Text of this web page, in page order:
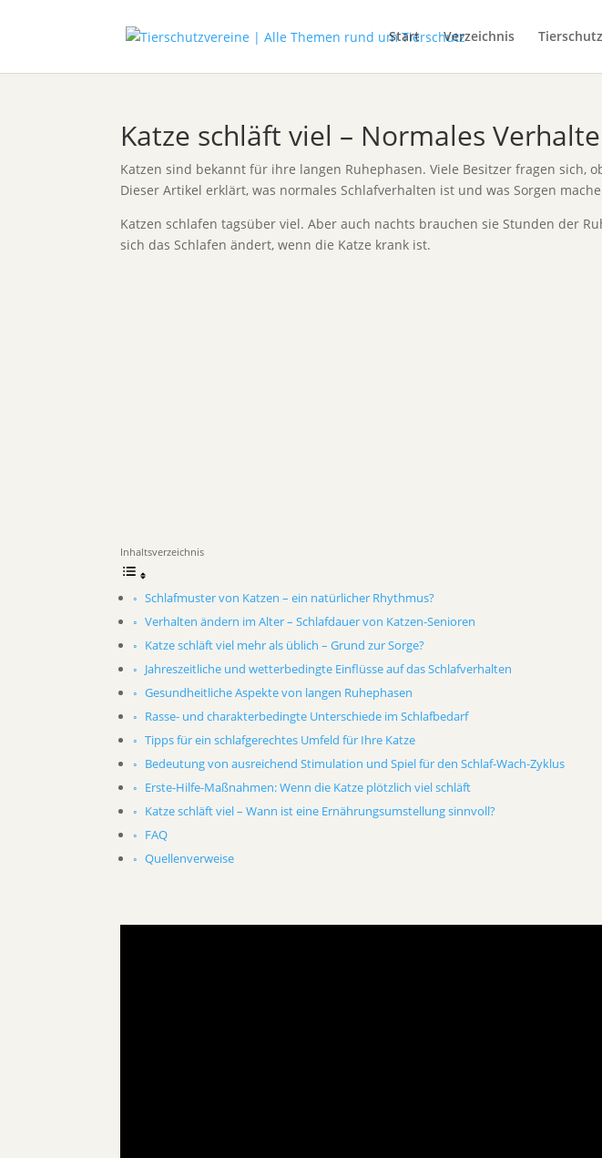
Start Verzeichnis
Katze schläft viel – Normales
Katzen sind bekannt für ihre langen Ruhephasen. Viele Besitzer fragen sich,
Dieser Artikel erklärt, was normales Schlafverhalten ist und was Sorgen
Katzen schlafen tagsüber viel. Aber auch nachts brauchen sie Stunden der
sich das Schlafen ändert, wenn die Katze krank ist.
Inhaltsverzeichnis
Schlafmuster von Katzen – ein natürlicher Rhythmus?
Verhalten ändern im Alter – Schlafdauer von Katzen-Senioren
Katze schläft viel mehr als üblich – Grund zur Sorge?
Jahreszeitliche und wetterbedingte Einflüsse auf das Schlafverhalten
Gesundheitliche Aspekte von langen Ruhephasen
Rasse- und charakterbedingte Unterschiede im Schlafbedarf
Tipps für ein schlafgerechtes Umfeld für Ihre Katze
Bedeutung von ausreichend Stimulation und Spiel für den Schlaf-Wach-Zyklus
Erste-Hilfe-Maßnahmen: Wenn die Katze plötzlich viel schläft
Katze schläft viel – Wann ist eine Ernährungsumstellung sinnvoll?
FAQ
Quellenverweise